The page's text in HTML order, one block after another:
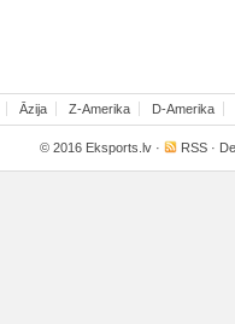
Āzija Z-Amerika D-Amerika
© 2016 Eksports.lv · RSS ·